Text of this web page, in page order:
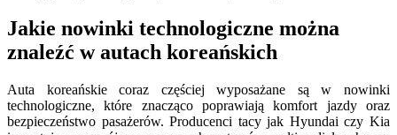
Jakie nowinki technologiczne można
znaleźć w autach koreańskich
Auta koreańskie coraz częściej wyposażane są w nowinki
technologiczne, które znacząco poprawiają komfort jazdy oraz
bezpieczeństwo pasażerów. Producenci tacy jak Hyundai czy Kia